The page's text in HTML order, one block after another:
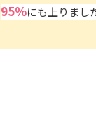
95％にも上りまし